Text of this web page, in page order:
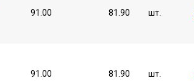
91.00 81.90 шт.
91.00 81.90 шт.